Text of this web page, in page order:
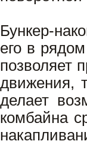
Бункер-
его в
позволяет
движения,
делает
комбайна